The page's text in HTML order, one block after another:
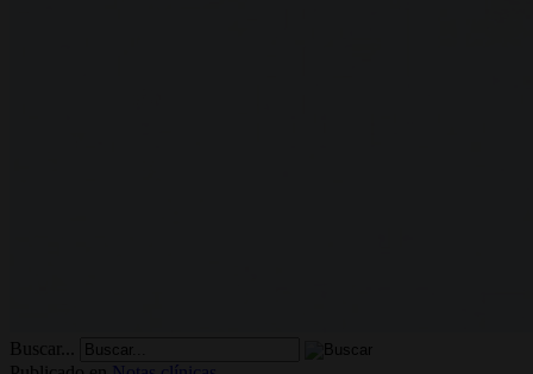
Buscar...